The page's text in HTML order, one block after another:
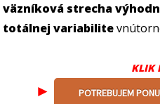
väzníková strecha
totálnej variabilite
KLIK
► POTREBUJEM